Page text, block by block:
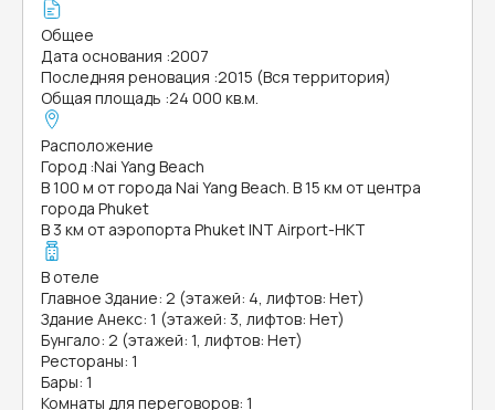
Общее
Дата основания :2007
Последняя реновация :2015 (Вся территория)
Общая площадь :24 000 кв.м.
Расположение
Город :Nai Yang Beach
В 100 м от города Nai Yang Beach. В 15 км от центра
города Phuket
В 3 км от аэропорта Phuket INT Airport-HKT
В отеле
Главное Здание: 2 (этажей: 4, лифтов: Нет)
Здание Анекс: 1 (этажей: 3, лифтов: Нет)
Бунгало: 2 (этажей: 1, лифтов: Нет)
Рестораны: 1
Бары: 1
Комнаты для переговоров: 1